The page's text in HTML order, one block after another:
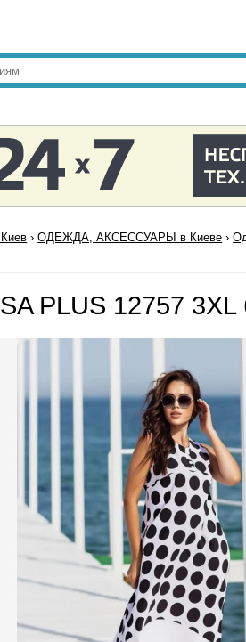
›ОДЕЖДА, АКСЕССУАРЫ в Киеве ›
PLUS 12757